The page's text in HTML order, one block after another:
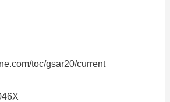
toc/gsar20/current